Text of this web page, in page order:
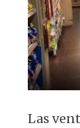
Las